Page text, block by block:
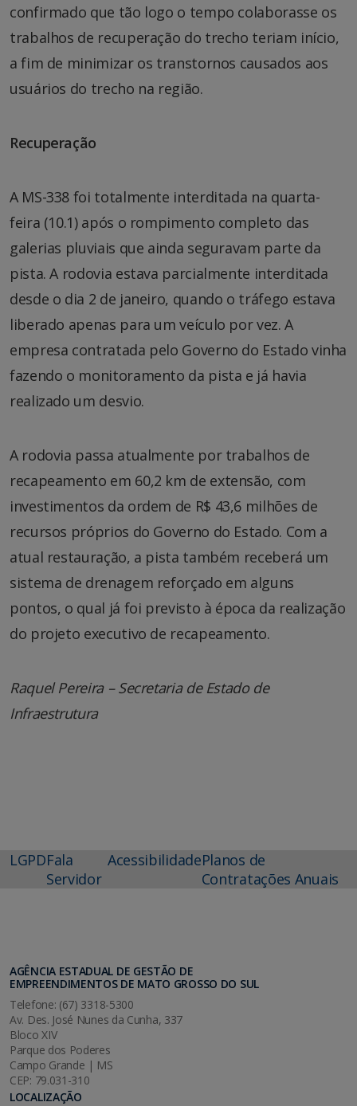
confirmado que tão logo o tempo colaborasse os
trabalhos de recuperação do trecho teriam início,
a fim de minimizar os transtornos causados aos
usuários do trecho na região.
Recuperação
A MS-338 foi totalmente interditada na quarta-
feira (10.1) após o rompimento completo das
galerias pluviais que ainda seguravam parte da
pista. A rodovia estava parcialmente interditada
desde o dia 2 de janeiro, quando o tráfego estava
liberado apenas para um veículo por vez. A
empresa contratada pelo Governo do Estado vinha
fazendo o monitoramento da pista e já havia
realizado um desvio.
A rodovia passa atualmente por trabalhos de
recapeamento em 60,2 km de extensão, com
investimentos da ordem de R$ 43,6 milhões de
recursos próprios do Governo do Estado. Com a
atual restauração, a pista também receberá um
sistema de drenagem reforçado em alguns
pontos, o qual já foi previsto à época da realização
do projeto executivo de recapeamento.
Raquel Pereira – Secretaria de Estado de
Infraestrutura
LGPDFala
Servidor
AcessibilidadePlanos de
Contratações Anuais
AGÊNCIA ESTADUAL DE GESTÃO DE
EMPREENDIMENTOS DE MATO GROSSO DO SUL
Telefone: (67) 3318-5300
Av. Des. José Nunes da Cunha, 337
Bloco XIV
Parque dos Poderes
Campo Grande | MS
CEP: 79.031-310
LOCALIZAÇÃO